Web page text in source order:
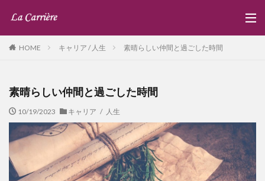
HOME キャリア / 人生 素晴らしい仲間と過ごした時間
素晴らしい仲間と過ごした時間
10/19/2023 キャリア / 人生